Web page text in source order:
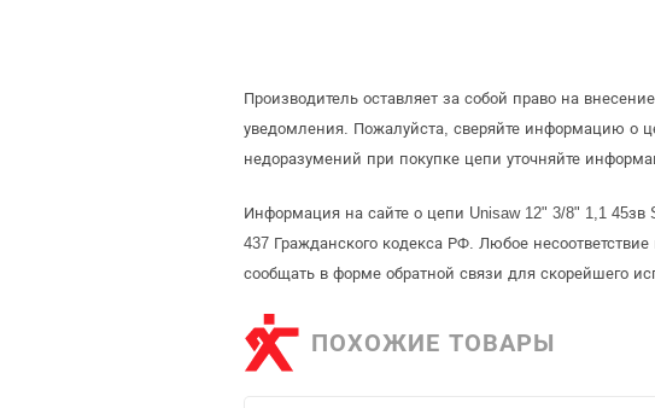
Производитель оставляет за собой право на
уведомления. Пожалуйста, сверяйте информацию о
недоразумений при покупке цепи уточняйте
Информация на сайте о цепи Unisaw 12" 3/8" 1,1
437 Гражданского кодекса РФ. Любое
сообщать в форме обратной связи для скорейшего
ПОХОЖИЕ ТОВАРЫ